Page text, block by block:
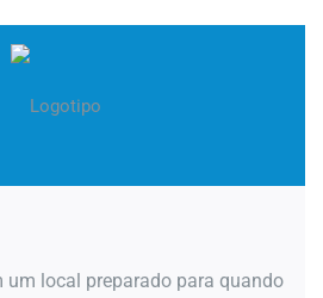
um local preparado para quando